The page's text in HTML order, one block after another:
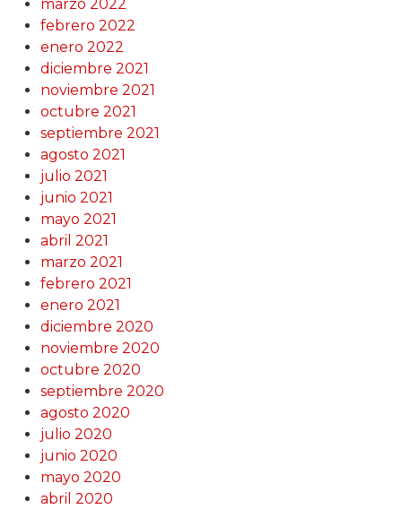
marzo 2022
febrero 2022
enero 2022
diciembre 2021
noviembre 2021
octubre 2021
septiembre 2021
agosto 2021
julio 2021
junio 2021
mayo 2021
abril 2021
marzo 2021
febrero 2021
enero 2021
diciembre 2020
noviembre 2020
octubre 2020
septiembre 2020
agosto 2020
julio 2020
junio 2020
mayo 2020
abril 2020